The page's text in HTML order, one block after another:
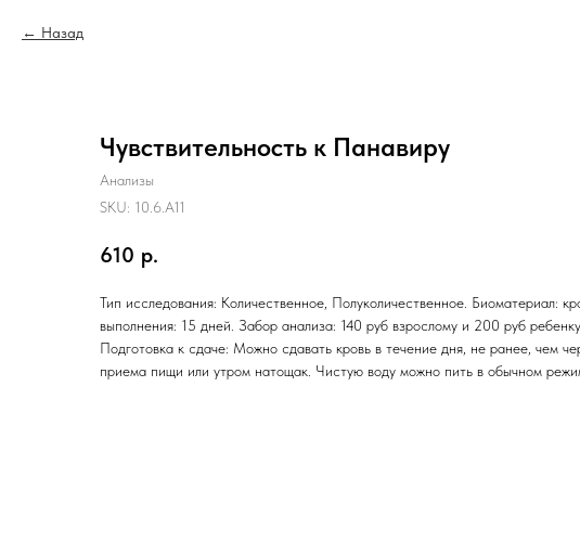
Назад
Чувствительность к Панавиру
Анализы
SKU: 10.6.A11
610 р.
Тип исследования: Количественное, Полуколичественное. Биоматериал:
выполнения: 15 дней. Забор анализа: 140 руб взрослому и 200 руб
Подготовка к сдаче: Можно сдавать кровь в течение дня, не ранее, чем
приема пищи или утром натощак. Чистую воду можно пить в обычном